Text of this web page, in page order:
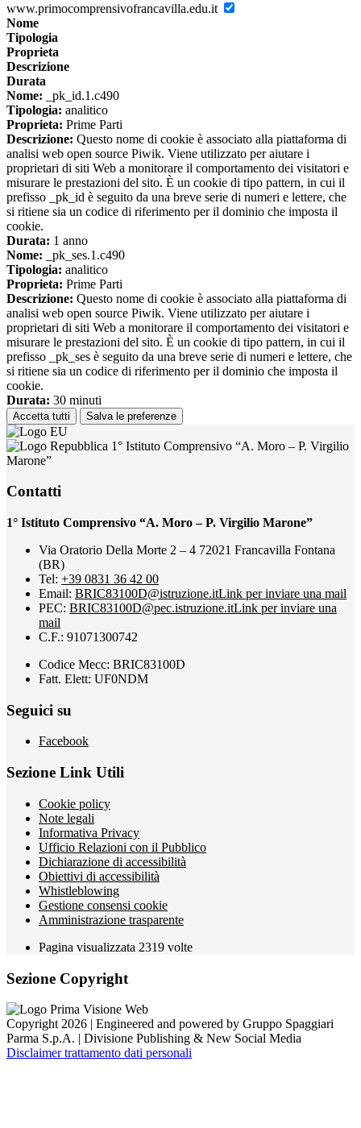
www.primocomprensivofrancavilla.edu.it
Nome
Tipologia
Proprieta
Descrizione
Durata
Nome: _pk_id.1.c490
Tipologia: analitico
Proprieta: Prime Parti
Descrizione: Questo nome di cookie è associato alla piattaforma di
analisi web open source Piwik. Viene utilizzato per aiutare i
proprietari di siti Web a monitorare il comportamento dei visitatori e
misurare le prestazioni del sito. È un cookie di tipo pattern, in cui il
prefisso _pk_id è seguito da una breve serie di numeri e lettere, che
si ritiene sia un codice di riferimento per il dominio che imposta il
cookie.
Durata: 1 anno
Nome: _pk_ses.1.c490
Tipologia: analitico
Proprieta: Prime Parti
Descrizione: Questo nome di cookie è associato alla piattaforma di
analisi web open source Piwik. Viene utilizzato per aiutare i
proprietari di siti Web a monitorare il comportamento dei visitatori e
misurare le prestazioni del sito. È un cookie di tipo pattern, in cui il
prefisso _pk_ses è seguito da una breve serie di numeri e lettere, che
si ritiene sia un codice di riferimento per il dominio che imposta il
cookie.
Durata: 30 minuti
Accetta tutti Salva le preferenze
1° Istituto Comprensivo “A. Moro – P. Virgilio
Marone”
Contatti
1° Istituto Comprensivo “A. Moro – P. Virgilio Marone”
Via Oratorio Della Morte 2 – 4 72021 Francavilla Fontana
(BR)
Tel: +39 0831 36 42 00
Email: BRIC83100D@istruzione.itLink per inviare una mail
PEC: BRIC83100D@pec.istruzione.itLink per inviare una
mail
C.F.: 91071300742
Codice Mecc: BRIC83100D
Fatt. Elett: UF0NDM
Seguici su
Facebook
Sezione Link Utili
Cookie policy
Note legali
Informativa Privacy
Ufficio Relazioni con il Pubblico
Dichiarazione di accessibilità
Obiettivi di accessibilità
Whistleblowing
Gestione consensi cookie
Amministrazione trasparente
Pagina visualizzata 2319 volte
Sezione Copyright
Copyright 2026 | Engineered and powered by Gruppo Spaggiari
Parma S.p.A. | Divisione Publishing & New Social Media
Disclaimer trattamento dati personali